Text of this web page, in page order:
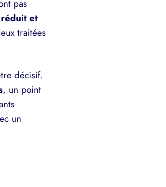
pas
et
traitées
décisif.
, un point
un